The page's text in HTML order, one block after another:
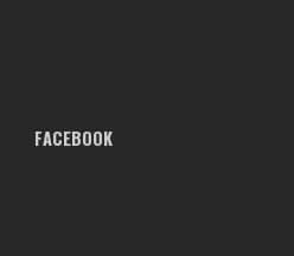
FACEBOOK